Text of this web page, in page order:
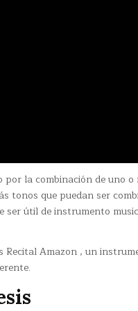
la combinación de uno
tonos que puedan ser
ser útil de instrumento
Amazon , un